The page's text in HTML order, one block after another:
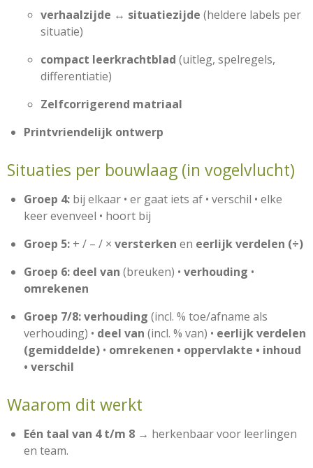
verhaalzijde ↔ situatiezijde (heldere labels per
situatie)
compact leerkrachtblad (uitleg, spelregels,
differentiatie)
Zelfcorrigerend matriaal
Printvriendelijk ontwerp
Situaties per bouwlaag (in vogelvlucht)
Groep 4: bij elkaar • er gaat iets af • verschil • elke
keer evenveel • hoort bij
Groep 5: + / – / × versterken en eerlijk verdelen (÷)
Groep 6: deel van (breuken) • verhouding •
omrekenen
Groep 7/8:verhouding (incl. % toe/afname als
verhouding) • deel van (incl. % van) • eerlijk verdelen
(gemiddelde) • omrekenen • oppervlakte • inhoud
• verschil
Waarom dit werkt
Eén taal van 4 t/m 8 → herkenbaar voor leerlingen
en team.